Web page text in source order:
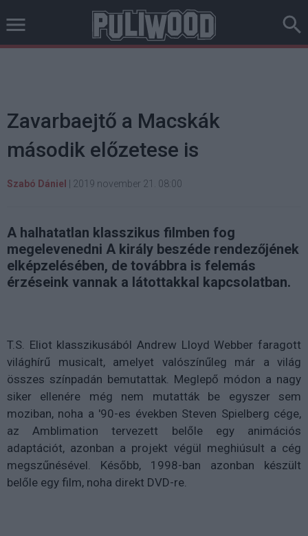
Zavarbaejtő a Macskák
második előzetese is
Szabó Dániel 2019 november 21. 08:00
A halhatatlan klasszikus filmben fog
megelevenedni A király beszéde rendezőjének
elképzelésében, de továbbra is felemás
érzéseink vannak a látottakkal kapcsolatban.
T.S. Eliot klasszikusából Andrew Lloyd Webber faragott
világhírű musicalt, amelyet valószínűleg már a világ
összes színpadán bemutattak. Meglepő módon a nagy
siker ellenére még nem mutatták be egyszer sem
moziban, noha a '90-es években Steven Spielberg cége,
az Amblimation tervezett belőle egy animációs
adaptációt, azonban a projekt végül meghiúsult a cég
megszűnésével. Később, 1998-ban azonban készült
belőle egy film, noha direkt DVD-re.